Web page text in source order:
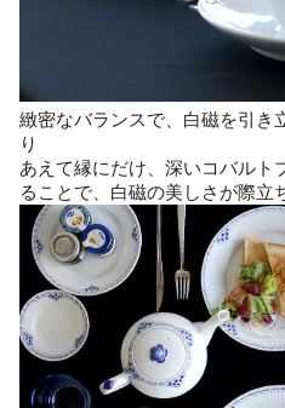
緻密なバランスで、白磁を引き
り
あえて縁にだけ、深いコバルト
ることで、白磁の美しさが際立